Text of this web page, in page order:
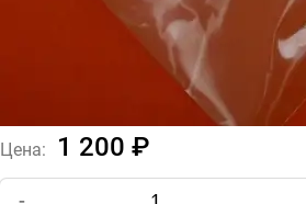
Цена: 1 200 ₽